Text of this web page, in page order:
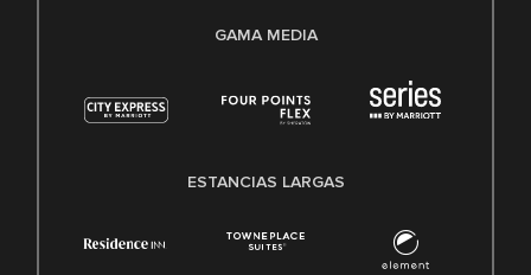
GAMA MEDIA
ESTANCIAS LARGAS